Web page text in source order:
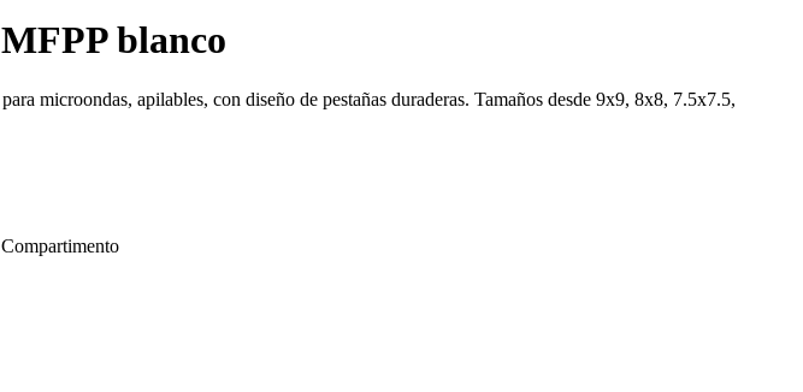
blanco
microondas, apilables, con diseño de pestañas duraderas. Tamaños desde 9x9, 8x8, 7.5x7.5,